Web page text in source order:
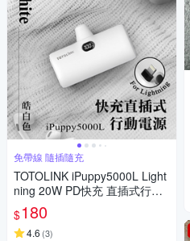
免帶線 隨插隨充
TOTOLINK iPuppy5000L Light
ning 20W PD快充 直插式行動
電源 口袋電源 免傳輸線(蘋果 i
Phone14 以下專用)-皓白
$180
4.6 (3)